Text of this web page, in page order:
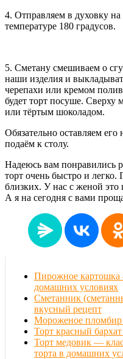
4. Отправляем в духовку
температуре 180 градусов.
5. Сметану смешиваем о
наши изделия и
черепахи или кремом
будет торт посуше. Сверху
или тёртым шоколадом.
Обязательно оставляем его
подаём к столу.
Надеюсь вам понравились
торт очень быстро и легко.
близких. У нас с женой это
А я на сегодня с вами
Пирожное картошка
домашних условиях
Сметанник
вкусный рецепт
Мороженое
Торт красный
Торт медовик —
торта в домашних